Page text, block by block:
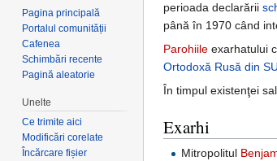
perioada declarării
până în 1970 când
Parohiile exarhatului
Ortodoxă Rusă din
În timpul existenţei
Exarhi
Mitropolitul
Pagina principală
Portalul comunității
Cafenea
Schimbări recente
Pagină aleatorie
Unelte
Ce trimite aici
Modificări corelate
Încărcare fișier